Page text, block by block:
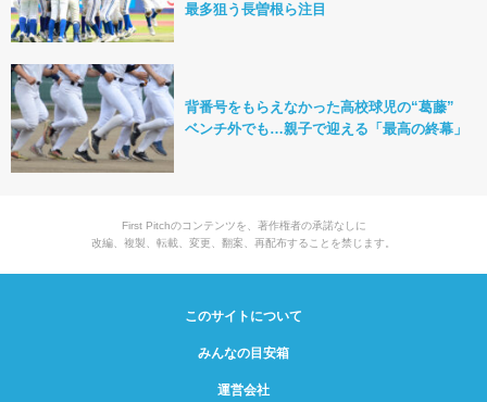
最多狙う長曽根ら注目
背番号をもらえなかった高校球児の“葛藤”
ベンチ外でも…親子で迎える「最高の終幕」
First Pitchのコンテンツを、著作権者の承諾なしに
改編、複製、転載、変更、翻案、再配布することを禁じます。
このサイトについて
みんなの目安箱
運営会社